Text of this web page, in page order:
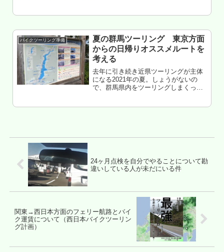
した...
バイクツーリング準備
夏の群馬ツーリング 東京方面
からの日帰りオススメルートを
考える
去年に引き続き近県ツーリングが主体
になる2021年の夏。しょうがないの
で、群馬県内をツーリングしまくって
24ヶ月点検を自分でやることについて勘
違いしている人が未だにいる件
関東→西日本方面のフェリー航路とバイ
ク運賃について（西日本バイクツーリン
グ計画）